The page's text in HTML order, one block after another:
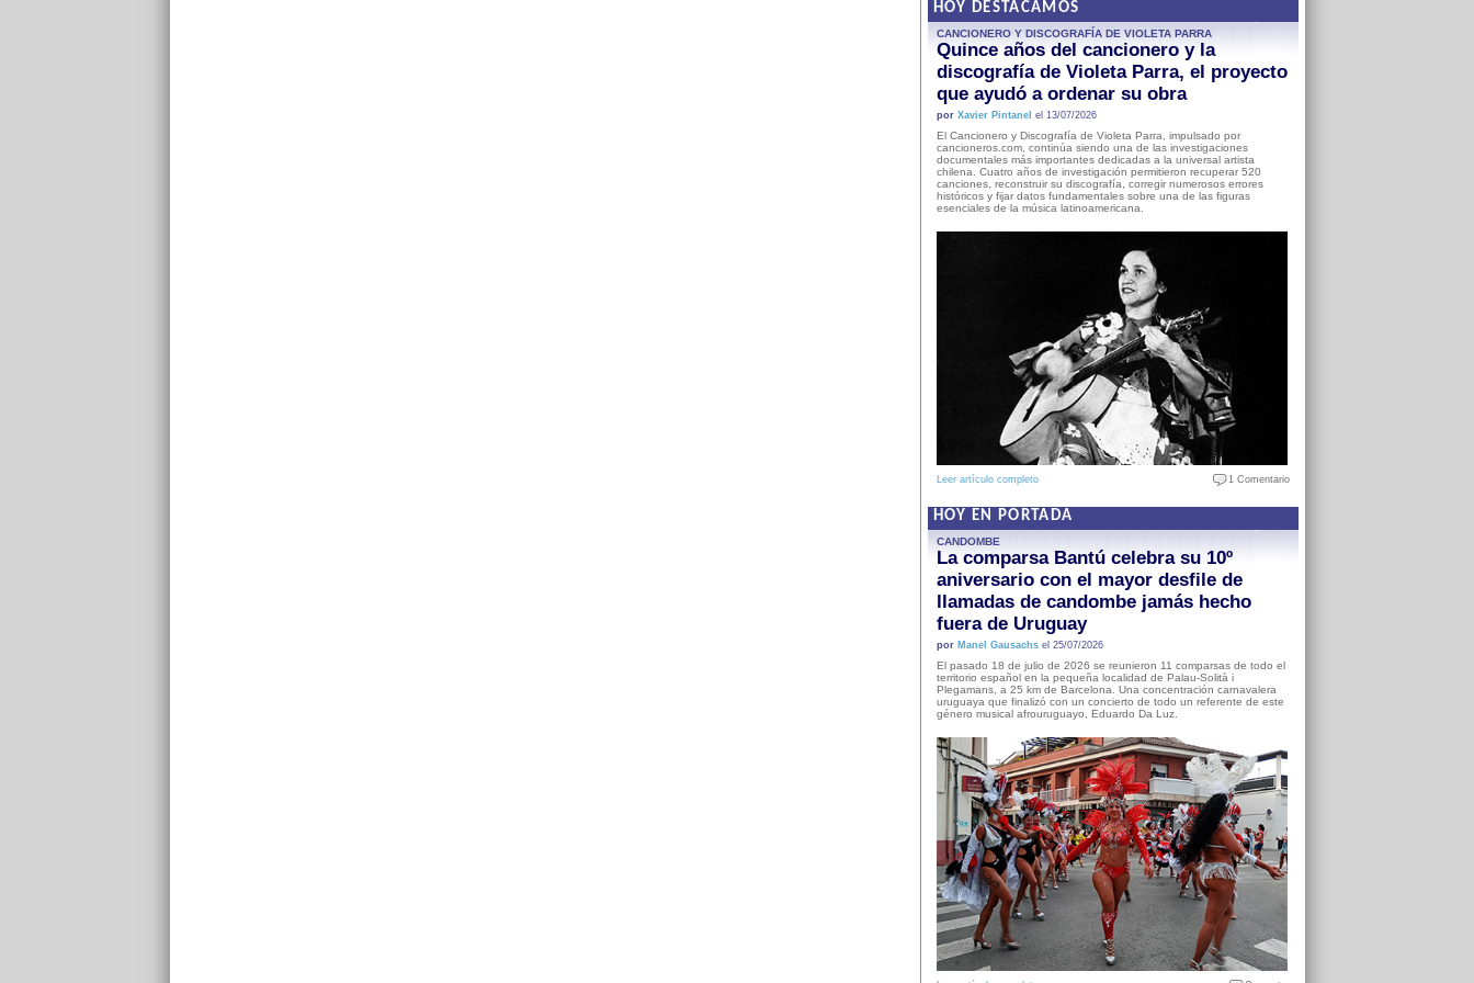
HOY DESTACAMOS
CANCIONERO Y DISCOGRAFÍA DE VIOLETA PARRA
Quince años del cancionero y la
discografía de Violeta Parra, el proyecto
que ayudó a ordenar su obra
por Xavier Pintanel el 13/07/2026
El Cancionero y Discografía de Violeta Parra, impulsado por
cancioneros.com, continúa siendo una de las investigaciones
documentales más importantes dedicadas a la universal artista
chilena. Cuatro años de investigación permitieron recuperar 520
canciones, reconstruir su discografía, corregir numerosos errores
históricos y fijar datos fundamentales sobre una de las figuras
esenciales de la música latinoamericana.
Leer artículo completo 1 Comentario
HOY EN PORTADA
CANDOMBE
La comparsa Bantú celebra su 10º
aniversario con el mayor desfile de
llamadas de candombe jamás hecho
fuera de Uruguay
por Manel Gausachsel 25/07/2026
El pasado 18 de julio de 2026 se reunieron 11 comparsas de todo el
territorio español en la pequeña localidad de Palau-Solità i
Plegamans, a 25 km de Barcelona. Una concentración carnavalera
uruguaya que finalizó con un concierto de todo un referente de este
género musical afrouruguayo, Eduardo Da Luz.